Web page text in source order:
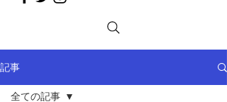
記事
全ての記事